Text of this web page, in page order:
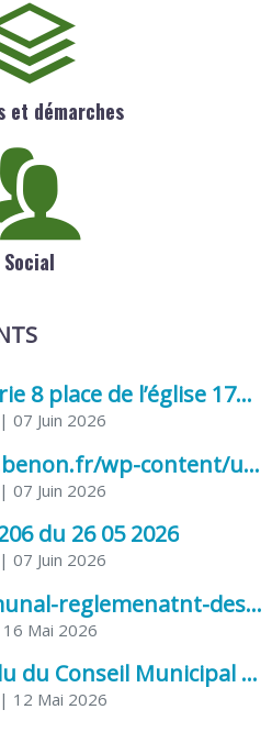
et démarches
Social
Arrêté de voirie 8 place de l’église 17170 Benon
| 07 Juin 2026
https://www.benon.fr/wp-content/uploads/2026/06/AR-Voirie-Chemin-de-Lafond-du-26-05-2026.pdf
| 07 Juin 2026
du 26 05 2026
| 07 Juin 2026
Arrete-communal-reglemenatnt-des-bruits-de-voisinage-et-des-activites-bruyantes
Mai 2026
Compte rendu du Conseil Municipal du 06 mai 2026
| 12 Mai 2026